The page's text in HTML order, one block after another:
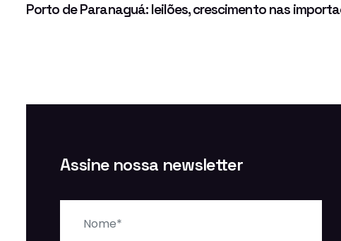
Porto de Paranaguá: leilões, crescimento nas
Assine nossa newsletter